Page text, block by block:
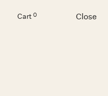
Cart 0 Close